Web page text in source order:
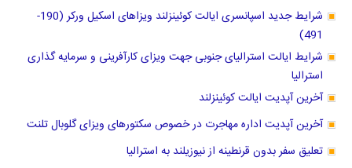
شرایط جدید اسپانسری ایالت کوئینزلند ویزاهای اسکیل ورکر (190-
491)
شرایط ایالت استرالیای جنوبی جهت ویزای کارآفرینی و سرمایه گذاری
استرالیا
آخرین آپدیت ایالت کوئینزلند
آخرین آپدیت اداره مهاجرت در خصوص سکتورهای ویزای گلوبال تلنت
تعلیق سفر بدون قرنطینه از نیوزیلند به استرالیا